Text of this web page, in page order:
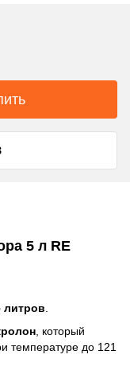
5 л RE
литров.
, который
температуре до 121